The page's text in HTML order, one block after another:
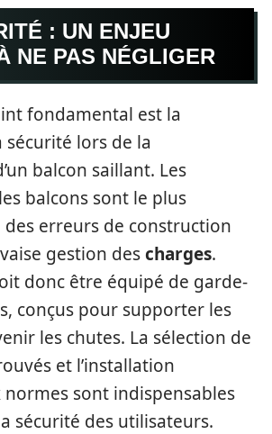
: UN ENJEU
NE PAS NÉGLIGER
fondamental est la
lors de la
balcon saillant. Les
balcons sont le plus
des erreurs de construction
gestion descharges.
donc être équipé de garde-
conçus pour supporter les
les chutes. La sélection de
et l’installation
sont indispensables
sécurité des utilisateurs.